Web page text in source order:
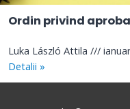
Ordin privind
Luka László Attila
Detalii »